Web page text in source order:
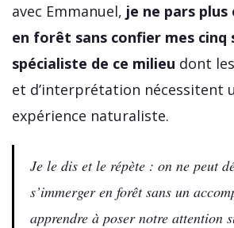
avec Emmanuel, je ne pars
en forêt sans confier mes cinq
spécialiste de ce milieu dont
et d’interprétation nécessitent
expérience naturaliste.
Je le dis et le répète : on ne peut
s’immerger en forêt sans un
apprendre à poser notre attention